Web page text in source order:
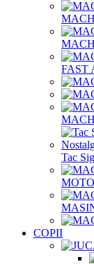
FAST
Tac
MOTO
COPII